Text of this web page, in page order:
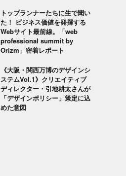
トップランナーたちに生で聞い
た！ ビジネス価値を発揮する
Webサイト最前線。「web
professional summit by
Orizm」密着レポート
《大阪・関西万博のデザインシ
ステムVol.1》クリエイティブ
ディレクター・引地耕太さんが
「デザインポリシー」策定に込
めた意図